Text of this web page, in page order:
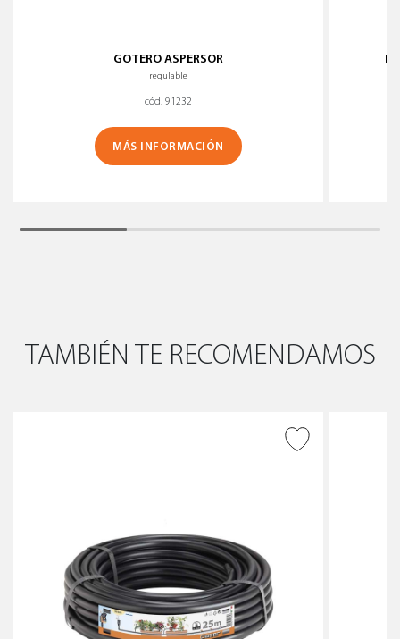
GOTERO ASPERSOR
regulable
cód. 91232
MÁS INFORMACIÓN
TAMBIÉN TE RECOMENDAMOS